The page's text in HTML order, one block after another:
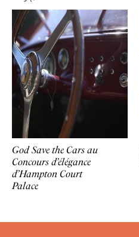
God Save the Cars au
Concours d’élégance
d’Hampton Court
Palace